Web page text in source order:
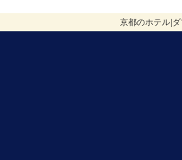
京都のホテル|